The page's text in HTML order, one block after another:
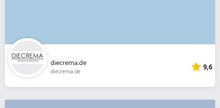
diecrema.de
diecrema.de 9,6